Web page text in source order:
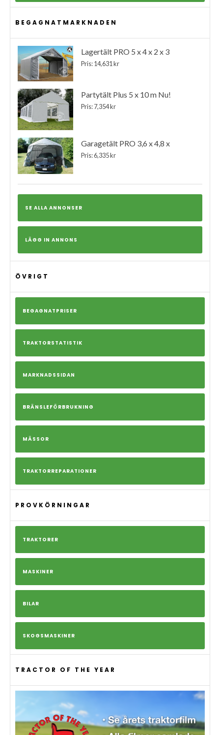
BEGAGNATMARKNADEN
Lagertält PRO 5 x 4 x 2 x 3
Pris: 14,631 kr
Partytält Plus 5 x 10 m Nu!
Pris: 7,354 kr
Garagetält PRO 3,6 x 4,8 x
Pris: 6,335 kr
SE ALLA ANNONSER
LÄGG IN ANNONS
ÖVRIGT
BEGAGNATPRISER
TRAKTORSTATISTIK
MARKNADSSIDAN
BRÄNSLEFÖRBRUKNING
MÄSSOR
TRAKTORREPARATIONER
PROVKÖRNINGAR
TRAKTORER
MASKINER
BILAR
SKOGSMASKINER
TRACTOR OF THE YEAR